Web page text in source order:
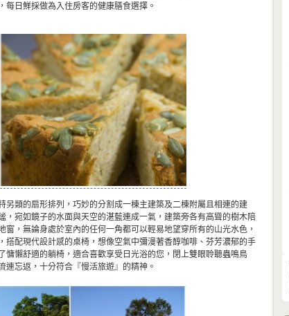
日鮮採做為入住房客的健康膳食選擇。
另類的扇形排列，巧妙的分割成一棟主建築及二棟附屬且相連的建
，宛如鏡子的水面與天空的湛藍連成一氣，建築旁各有高聳的樹木陪
，無論身處於室內的任何一角都可以輕易地望穿所有的山光水色，
搭配現代設計感的桌椅，想像空氣中彌漫著香醇咖啡、芬芳濃郁的手
慵懶舒適的躺椅，適合喜歡享受日光浴的您，閉上雙眼聆聽蟲鳴鳥
連忘返，十分符合『慢活旅遊』的精神。